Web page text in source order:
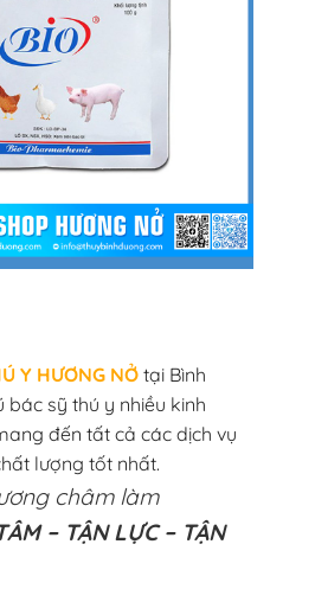
Y HƯƠNG NỞtại Bình
bác sỹ thú y nhiều kinh
đến tất cả các dịch vụ
lượng tốt nhất.
châm làm
– TẬN LỰC – TẬN